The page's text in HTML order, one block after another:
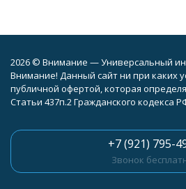
2026 © Внимание — Универсальный
Внимание! Данный сайт ни при каких
публичной офертой, которая
Статьи 437п.2 Гражданского кодекса
+7 (921) 795-
Звонок